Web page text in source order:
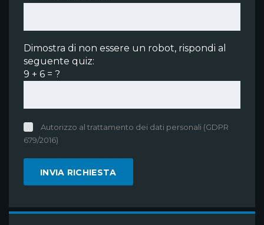
Dimostra di non essere un robot, rispondi al
seguente quiz:
9 + 6 = ?
Autorizzo al trattamento dei dati personali (GDPR
679/2016)